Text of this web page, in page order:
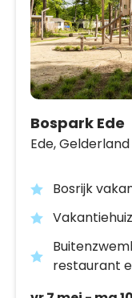
Bospark Ede
Ede,Gelderland
Bosrijk
restaurant